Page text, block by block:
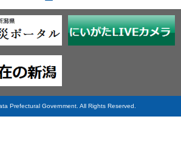
Prefectural Government. All Rights Reserved.